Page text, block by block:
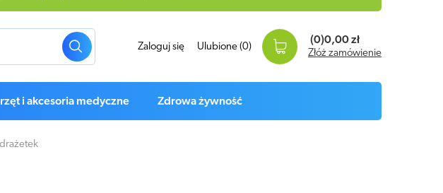
Zaloguj się Ulubione (0)
(0)0,00 zł
Złóż zamówienie
i akcesoria medyczne Zdrowa żywność